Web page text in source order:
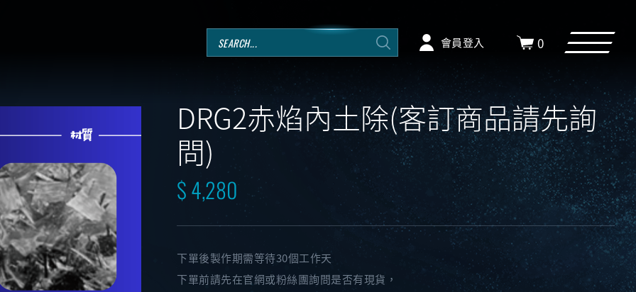
會員登入 0
DRG2赤焰內土除(客訂商品請先詢
問)
$ 4,280
下單後製作期需等待30個工作天
下單前請先在官網或粉絲團詢問是否有現貨，